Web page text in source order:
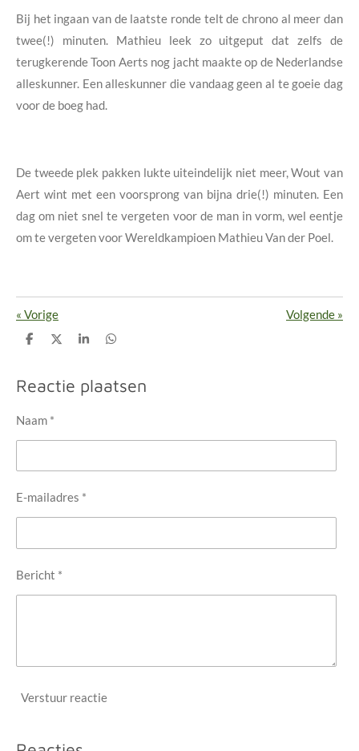
Bij het ingaan van de laatste ronde telt de chrono al meer dan
twee(!) minuten. Mathieu leek zo uitgeput dat zelfs de
terugkerende Toon Aerts nog jacht maakte op de Nederlandse
alleskunner. Een alleskunner die vandaag geen al te goeie dag
voor de boeg had.
De tweede plek pakken lukte uiteindelijk niet meer, Wout van
Aert wint met een voorsprong van bijna drie(!) minuten. Een
dag om niet snel te vergeten voor de man in vorm, wel eentje
om te vergeten voor Wereldkampioen Mathieu Van der Poel.
« Vorige Volgende »
D
n
D
l
S
e
D
e
n
Reactie plaatsen
Naam *
E-mailadres *
Bericht *
Verstuur reactie